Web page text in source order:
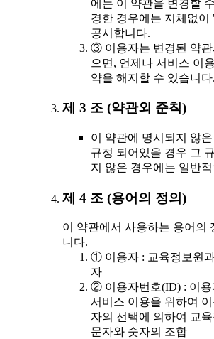
에는 이 약관을 변경할
경한 경우에는 지체없이
공시합니다.
③ 이용자는 변경된 약
으면, 언제나 서비스 이
약을 해지할 수 있습니다.
제 3 조 (약관외 준칙)
이 약관에 명시되지 않
규정 되어있을 경우 그
지 않은 경우에는 일반
제 4 조 (용어의 정의)
이 약관에서 사용하는 용어의
니다.
① 이용자 : 교육정보원
자
② 이용자번호(ID) : 이용
서비스 이용을 위하여
자의 선택에 의하여 교
문자와 숫자의 조합